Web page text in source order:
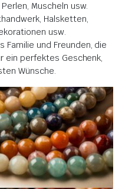
Muscheln usw.
Halsketten,
usw.
Familie und Freunden, die
ein perfektes Geschenk,
Wünsche.